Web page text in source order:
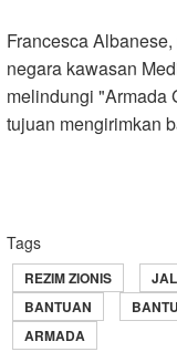
Francesca
negara kawasan
melindungi "Armada
tujuan mengirimkan
Tags
REZIM ZIONIS
BANTUAN
ARMADA